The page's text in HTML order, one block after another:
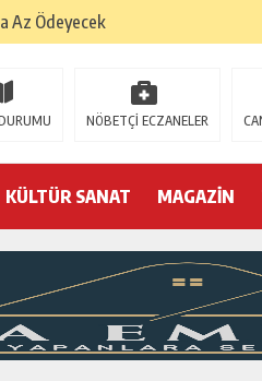
Az Ödeyecek
NÖBETÇİ ECZANELER
KÜLTÜR SANAT MAGAZİN